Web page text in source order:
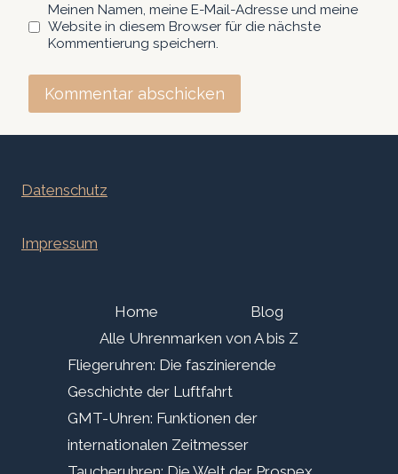
Meinen Namen, meine E-Mail-Adresse und meine
Website in diesem Browser für die nächste
Kommentierung speichern.
Datenschutz
Impressum
Home
Blog
Alle Uhrenmarken von A bis Z
Fliegeruhren: Die faszinierende
Geschichte der Luftfahrt
GMT-Uhren: Funktionen der
internationalen Zeitmesser